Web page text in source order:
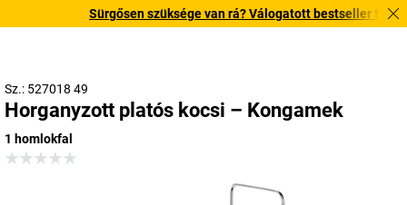
Sürgősen szüksége van rá? Válogatott bestseller
Sz.: 527018 49
Horganyzott platós kocsi – Kongamek
1 homlokfal